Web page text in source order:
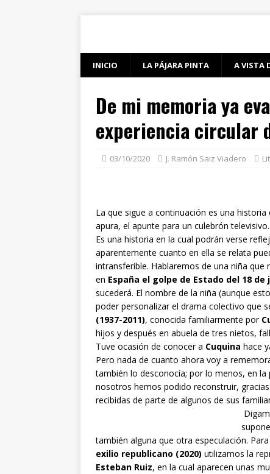
INICIO LA PÁJARA PINTA A VISTA
De mi memoria ya
experiencia circular
03/10/2020 J. Ramón Saiz Viadero
La que sigue a continuación es una
apura, el apunte para un culebrón televisivo.
Es una historia en la cual podrán verse
aparentemente cuanto en ella se relata
intransferible. Hablaremos de una niña que
en España el golpe de Estado del 18 de
sucederá. El nombre de la niña (aunque
poder personalizar el drama colectivo que
(1937-2011), conocida familiarmente por
hijos y después en abuela de tres nietos,
Tuve ocasión de conocer a Cuquina hace
Pero nada de cuanto ahora voy a
también lo desconocía; por lo menos, en
nosotros hemos podido reconstruir,
recibidas de parte de algunos de sus
también alguna que otra especulación.
exilio republicano (2020) utilizamos la
Esteban Ruiz, en la cual aparecen unas